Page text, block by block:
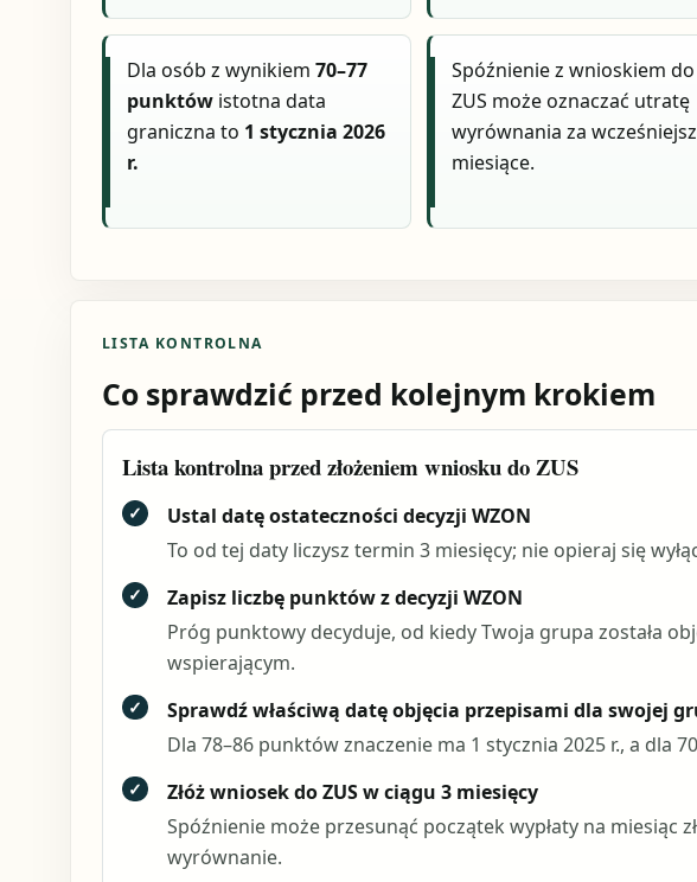
Dla osób z wynikiem70–77
punktów istotna data
graniczna to 1 stycznia 2026
r.
Spóźnienie z wnioskiem do
ZUS może oznaczać utratę
wyrównania za
miesiące.
LISTA KONTROLNA
Co sprawdzić przed kolejnym krokiem
Lista kontrolna przed złożeniem wniosku do ZUS
✓
Ustal datę ostateczności decyzji WZON
To od tej daty liczysz termin 3 miesięcy; nie opieraj się
✓
Zapisz liczbę punktów z decyzji WZON
Próg punktowy decyduje, od kiedy Twoja grupa została
wspierającym.
✓
Sprawdź właściwą datę objęcia przepisami dla swojej
Dla 78–86 punktów znaczenie ma 1 stycznia 2025 r., a dla
✓
Złóż wniosek do ZUS w ciągu 3 miesięcy
Spóźnienie może przesunąć początek wypłaty na miesiąc
wyrównanie.